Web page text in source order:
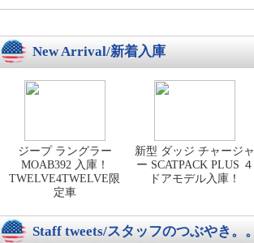
New Arrival/新着入庫
ジープ ラングラー
MOAB392 入庫！
TWELVE4TWELVE限
定車
新型 ダッジ チャージャ
ー SCATPACK PLUS ４
ドアモデル入庫！
Staff tweets/スタッフのつぶやき。。